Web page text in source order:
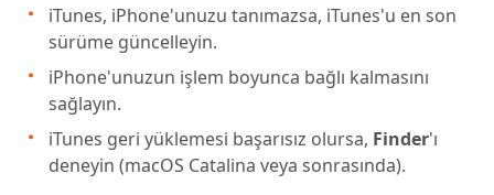
iTunes, iPhone'unuzu tanımazsa, iTunes'u en son
sürüme güncelleyin.
iPhone'unuzun işlem boyunca bağlı kalmasını
sağlayın.
iTunes geri yüklemesi başarısız olursa, Finder'ı
deneyin (macOS Catalina veya sonrasında).